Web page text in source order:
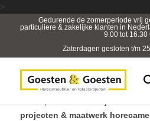
>
Gedurende de zomerperiode vrij
particuliere & zakelijke klanten in
9.00 tot 16.30
Zaterdagen gesloten t/m
projecten & maatwerk